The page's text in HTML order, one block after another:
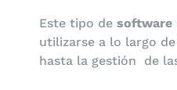
Este tipo de software
utilizarse a lo largo
hasta la gestión de